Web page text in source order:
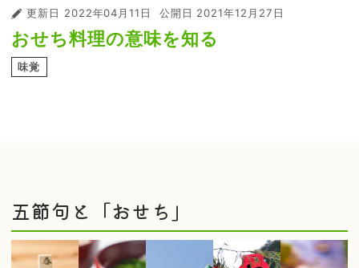
更新日 2022年04月11日 公開日 2021年12月27日
おせち料理の意味を知る
味覚
五節句と「おせち」